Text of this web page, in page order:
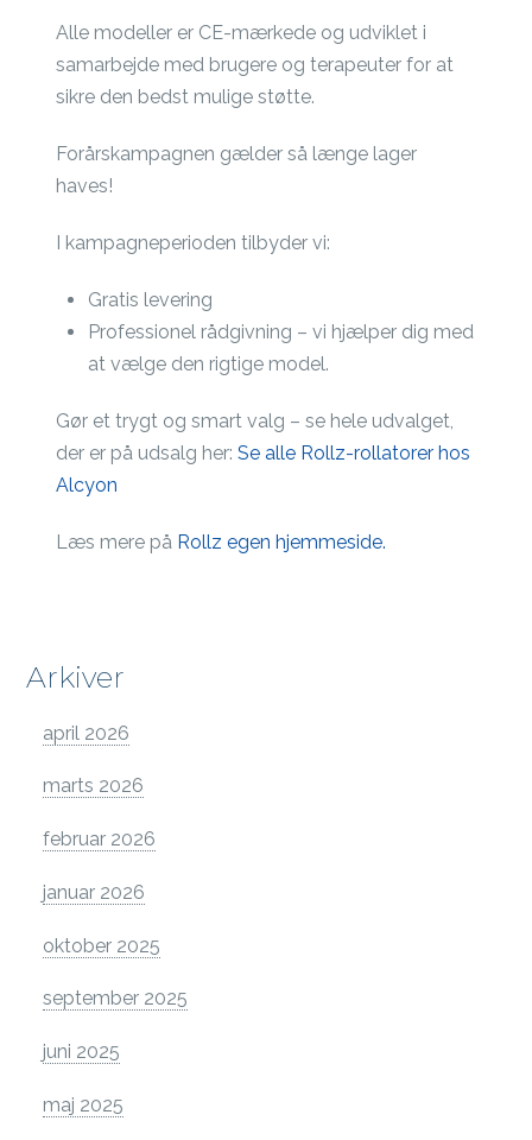
Alle modeller er CE-mærkede og udviklet i
samarbejde med brugere og terapeuter for at
sikre den bedst mulige støtte.
Forårskampagnen gælder så længe lager
haves!
I kampagneperioden tilbyder vi:
Gratis levering
Professionel rådgivning – vi hjælper dig med
at vælge den rigtige model.
Gør et trygt og smart valg – se hele udvalget,
der er på udsalg her:Se alle Rollz-rollatorer hos
Alcyon
Læs mere på Rollz egen hjemmeside.
Arkiver
april 2026
marts 2026
februar 2026
januar 2026
oktober 2025
september 2025
juni 2025
maj 2025